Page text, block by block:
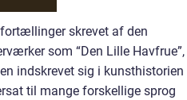
fortællinger skrevet af den
som “Den Lille Havfrue”,
indskrevet sig i kunsthistorien
til mange forskellige sprog